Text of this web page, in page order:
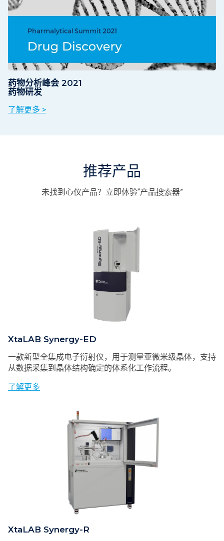
药物分析峰会 2021
药物研发
了解更多 >
推荐产品
未找到心仪产品？立即体验“产品搜索器”
XtaLAB Synergy-ED
一款新型全集成电子衍射仪，用于测量亚微米级晶体，支持
从数据采集到晶体结构确定的体系化工作流程。
了解更多
XtaLAB Synergy-R